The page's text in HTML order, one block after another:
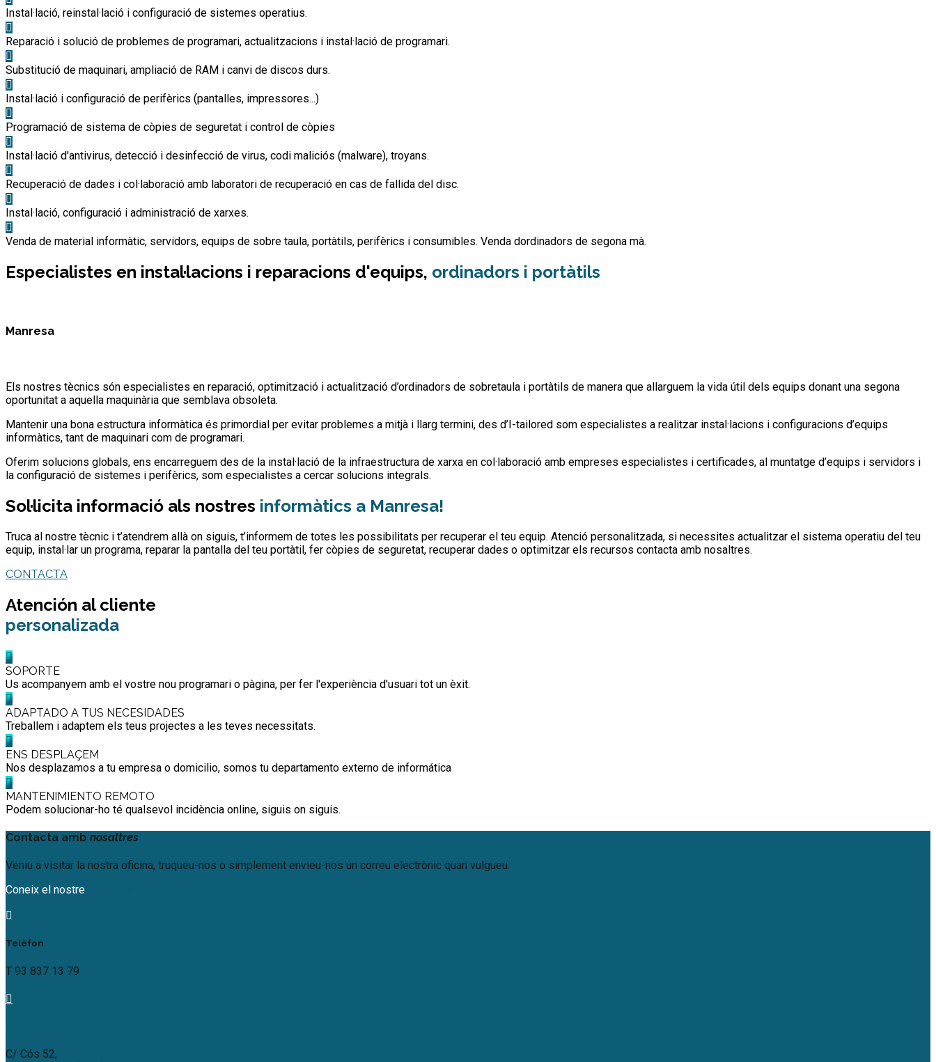
Instal·lació, reinstal·lació i configuració de sistemes operatius.
Reparació i solució de problemes de programari, actualitzacions i instal·lació de programari.
Substitució de maquinari, ampliació de RAM i canvi de discos durs.
Instal·lació i configuració de perifèrics (pantalles, impressores...)
Programació de sistema de còpies de seguretat i control de còpies
Instal·lació d'antivirus, detecció i desinfecció de virus, codi maliciós (malware), troyans.
Recuperació de dades i col·laboració amb laboratori de recuperació en cas de fallida del disc.
Instal·lació, configuració i administració de xarxes.
Venda de material informàtic, servidors, equips de sobre taula, portàtils, perifèrics i consumibles. Venda dordinadors de segona mà.
Especialistes en instal·lacions i reparacions d'equips, ordinadors i portàtils
Manresa
Els nostres tècnics són especialistes en reparació, optimització i actualització d’ordinadors de sobretaula i portàtils de manera que allarguem la vida útil dels equips donant una segona
oportunitat a aquella maquinària que semblava obsoleta.
Mantenir una bona estructura informàtica és primordial per evitar problemes a mitjà i llarg termini, des d’I-tailored som especialistes a realitzar instal·lacions i configuracions d’equips
informàtics, tant de maquinari com de programari.
Oferim solucions globals, ens encarreguem des de la instal·lació de la infraestructura de xarxa en col·laboració amb empreses especialistes i certificades, al muntatge d’equips i servidors i
la configuració de sistemes i perifèrics, som especialistes a cercar solucions integrals.
Sol·licita informació als nostres informàtics a Manresa!
Truca al nostre tècnic i t’atendrem allà on siguis, t’informem de totes les possibilitats per recuperar el teu equip. Atenció personalitzada, si necessites actualitzar el sistema operatiu del teu
equip, instal·lar un programa, reparar la pantalla del teu portàtil, fer còpies de seguretat, recuperar dades o optimitzar els recursos contacta amb nosaltres.
CONTACTA
Atención al cliente
personalizada
SOPORTE
Us acompanyem amb el vostre nou programari o pàgina, per fer l'experiència d'usuari tot un èxit.
ADAPTADO A TUS NECESIDADES
Treballem i adaptem els teus projectes a les teves necessitats.
ENS DESPLAÇEM
Nos desplazamos a tu empresa o domicilio, somos tu departamento externo de informática
MANTENIMIENTO REMOTO
Podem solucionar-ho té qualsevol incidència online, siguis on siguis.
Contacta amb nosaltres
Veniu a visitar la nostra oficina, truqueu-nos o simplement envieu-nos un correu electrònic quan vulgueu.
Coneix el nostre
Telèfon
T 93 837 13 79
C/ Cós 52,